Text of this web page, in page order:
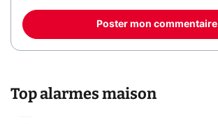
Poster mon commentaire
Top alarmes maison